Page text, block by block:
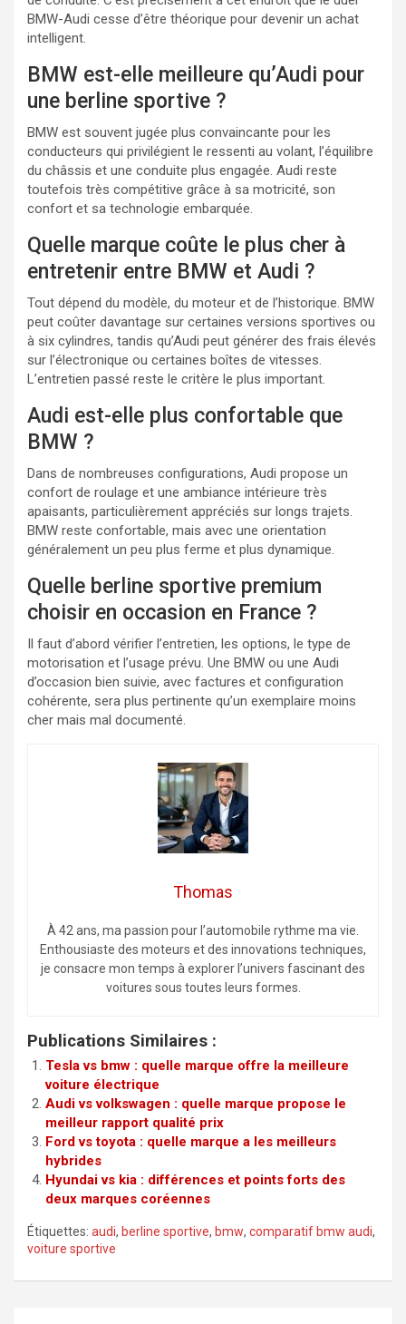
BMW-Audi cesse d’être théorique pour devenir un achat
intelligent.
BMW est-elle meilleure qu’Audi pour
une berline sportive ?
BMW est souvent jugée plus convaincante pour les
conducteurs qui privilégient le ressenti au volant, l’équilibre
du châssis et une conduite plus engagée. Audi reste
toutefois très compétitive grâce à sa motricité, son
confort et sa technologie embarquée.
Quelle marque coûte le plus cher à
entretenir entre BMW et Audi ?
Tout dépend du modèle, du moteur et de l’historique. BMW
peut coûter davantage sur certaines versions sportives ou
à six cylindres, tandis qu’Audi peut générer des frais élevés
sur l’électronique ou certaines boîtes de vitesses.
L’entretien passé reste le critère le plus important.
Audi est-elle plus confortable que
BMW ?
Dans de nombreuses configurations, Audi propose un
confort de roulage et une ambiance intérieure très
apaisants, particulièrement appréciés sur longs trajets.
BMW reste confortable, mais avec une orientation
généralement un peu plus ferme et plus dynamique.
Quelle berline sportive premium
choisir en occasion en France ?
Il faut d’abord vérifier l’entretien, les options, le type de
motorisation et l’usage prévu. Une BMW ou une Audi
d’occasion bien suivie, avec factures et configuration
cohérente, sera plus pertinente qu’un exemplaire moins
cher mais mal documenté.
Thomas
À 42 ans, ma passion pour l’automobile rythme ma vie.
Enthousiaste des moteurs et des innovations techniques,
je consacre mon temps à explorer l’univers fascinant des
voitures sous toutes leurs formes.
Publications Similaires :
Tesla vs bmw : quelle marque offre la meilleure
voiture électrique
Audi vs volkswagen : quelle marque propose le
meilleur rapport qualité prix
Ford vs toyota : quelle marque a les meilleurs
hybrides
Hyundai vs kia : différences et points forts des
deux marques coréennes
Étiquettes: audi, berline sportive, bmw, comparatif bmw audi,
voiture sportive